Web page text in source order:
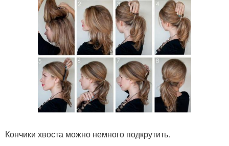
Кончики хвоста можно немного подкрутить.